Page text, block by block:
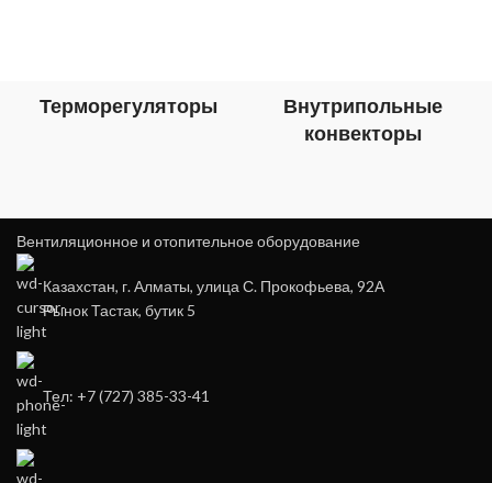
Терморегуляторы
Внутрипольные
конвекторы
Вентиляционное и отопительное оборудование
Казахстан, г. Алматы, улица С. Прокофьева, 92А
Рынок Тастак, бутик 5
Тел: +7 (727) 385-33-41